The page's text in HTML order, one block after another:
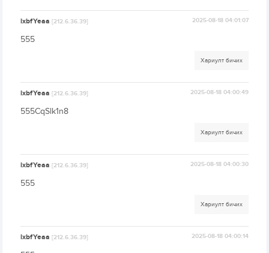
lxbfYeaa[212.6.36.39] 2025-08-18 04:01:07
555
Хариулт бичих
lxbfYeaa[212.6.36.39] 2025-08-18 04:00:49
555CqSlk1n8
Хариулт бичих
lxbfYeaa[212.6.36.39] 2025-08-18 04:00:30
555
Хариулт бичих
lxbfYeaa[212.6.36.39] 2025-08-18 04:00:14